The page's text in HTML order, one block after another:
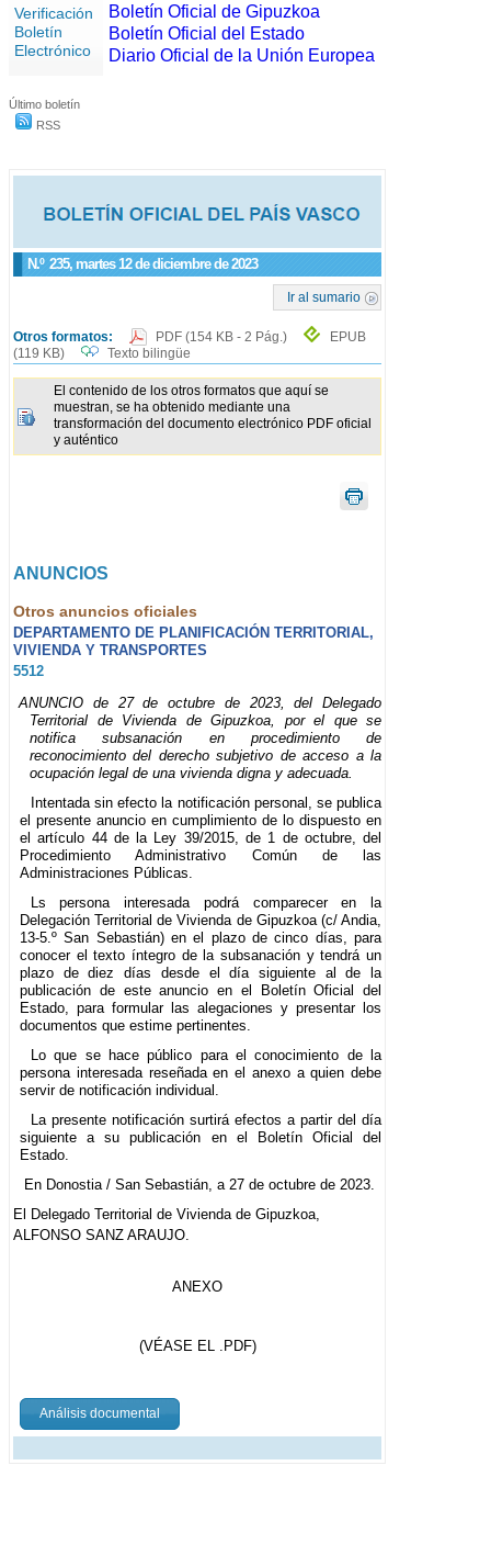
Verificación
Boletín
Electrónico
Último boletín
RSS
N.º 235, martes 12 de diciembre de 2023
Ir al sumario
Otros formatos: PDF (154 KB - 2 Pág.)
EPUB
(119 KB)
Texto bilingüe
El contenido de los otros formatos que aquí se
muestran, se ha obtenido mediante una
transformación del documento electrónico PDF oficial
y auténtico
ANUNCIOS
Otros anuncios oficiales
DEPARTAMENTO DE PLANIFICACIÓN TERRITORIAL,
VIVIENDA Y TRANSPORTES
5512
ANUNCIO de 27 de octubre de 2023, del Delegado
Territorial de Vivienda de Gipuzkoa, por el que se
notifica subsanación en procedimiento de
reconocimiento del derecho subjetivo de acceso a la
ocupación legal de una vivienda digna y adecuada.
Intentada sin efecto la notificación personal, se publica
el presente anuncio en cumplimiento de lo dispuesto en
el artículo 44 de la Ley 39/2015, de 1 de octubre, del
Procedimiento Administrativo Común de las
Administraciones Públicas.
Ls persona interesada podrá comparecer en la
Delegación Territorial de Vivienda de Gipuzkoa (c/ Andia,
13-5.º San Sebastián) en el plazo de cinco días, para
conocer el texto íntegro de la subsanación y tendrá un
plazo de diez días desde el día siguiente al de la
publicación de este anuncio en el Boletín Oficial del
Estado, para formular las alegaciones y presentar los
documentos que estime pertinentes.
Lo que se hace público para el conocimiento de la
persona interesada reseñada en el anexo a quien debe
servir de notificación individual.
La presente notificación surtirá efectos a partir del día
siguiente a su publicación en el Boletín Oficial del
Estado.
En Donostia / San Sebastián, a 27 de octubre de 2023.
El Delegado Territorial de Vivienda de Gipuzkoa,
ALFONSO SANZ ARAUJO.
ANEXO
(VÉASE EL .PDF)
Análisis documental
Boletín Oficial de Gipuzkoa
Boletín Oficial del Estado
Diario Oficial de la Unión Europea